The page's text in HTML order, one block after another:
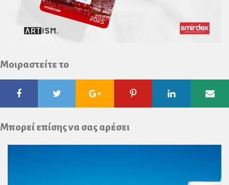
Μοιραστείτε το
FacebookTwitter Google
Plus
Pinterest Linkedin
Μπορεί επίσης να σας αρέσει